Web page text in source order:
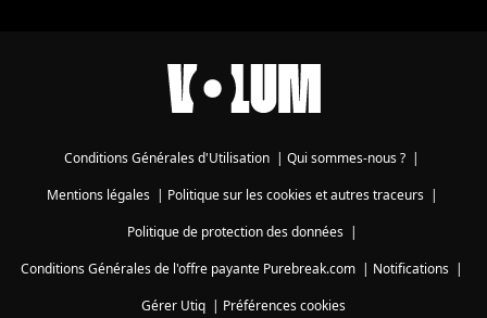
Conditions Générales d'Utilisation | Qui sommes-nous ? |
Mentions légales| Politique sur les cookies et autres traceurs|
Politique de protection des données|
Conditions Générales de l'offre payante Purebreak.com | Notifications |
Gérer Utiq | Préférences cookies